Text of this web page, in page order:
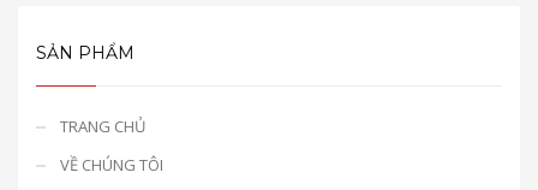
SẢN PHẨM
TRANG CHỦ
VỀ CHÚNG TÔI